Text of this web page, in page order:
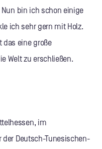
bin ich schon einige
ich sehr gern mit Holz.
das eine große
Welt zu erschließen.
im
Deutsch-Tunesischen-